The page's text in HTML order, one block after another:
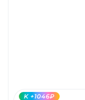
K +1046₽